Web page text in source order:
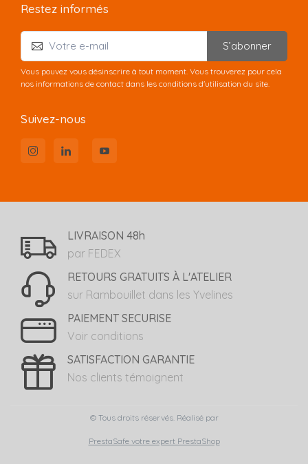
Restez informés
S’abonner
Vous pouvez vous désinscrire à tout moment. Vous trouverez pour cela
nos informations de contact dans les conditions d'utilisation du site.
Suivez-nous
LIVRAISON 48h
par FEDEX
RETOURS GRATUITS À L'ATELIER
sur Rambouillet dans les Yvelines
PAIEMENT SECURISE
Voir conditions
SATISFACTION GARANTIE
Nos clients témoignent
© Tous droits réservés. Réalisé par
PrestaSafe votre expert PrestaShop